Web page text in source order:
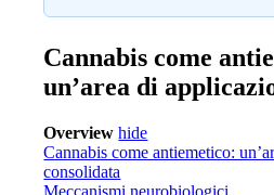
Cannabis come
un’area di
Overview hide
Cannabis come antiemetico:
consolidata
Meccanismi neurobiologici